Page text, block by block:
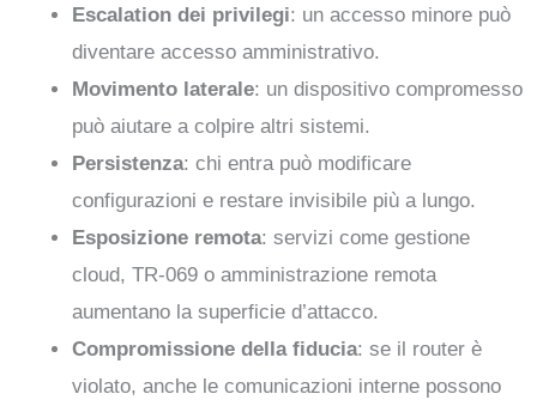
Escalation dei privilegi: un accesso minore può
diventare accesso amministrativo.
Movimento laterale: un dispositivo compromesso
può aiutare a colpire altri sistemi.
Persistenza: chi entra può modificare
configurazioni e restare invisibile più a lungo.
Esposizione remota: servizi come gestione
cloud, TR-069 o amministrazione remota
aumentano la superficie d’attacco.
Compromissione della fiducia: se il router è
violato, anche le comunicazioni interne possono